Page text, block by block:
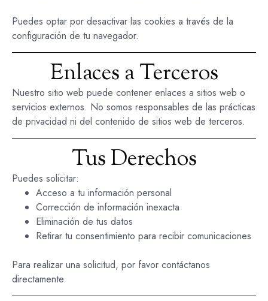
Puedes optar por desactivar las cookies a través de la
configuración de tu navegador.
Enlaces a Terceros
Nuestro sitio web puede contener enlaces a sitios web o
servicios externos. No somos responsables de las prácticas
de privacidad ni del contenido de sitios web de terceros.
Tus Derechos
Puedes solicitar:
Acceso a tu información personal
Corrección de información inexacta
Eliminación de tus datos
Retirar tu consentimiento para recibir comunicaciones
Para realizar una solicitud, por favor contáctanos
directamente.